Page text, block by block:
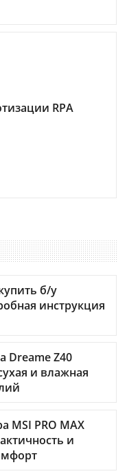
RPA
б/у
инструкция
Dreame Z40
и влажная
MSI PRO MAX
и